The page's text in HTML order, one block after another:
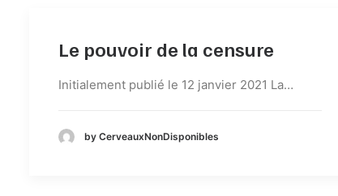
Le pouvoir de la censure
Initialement publié le 12 janvier 2021 La…
by CerveauxNonDisponibles